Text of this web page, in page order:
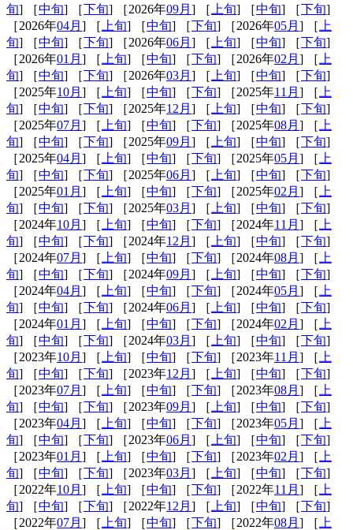
旬] ［中旬] ［下旬] ［2026年09月 ] ［ 上旬] ［中旬] ［下旬]
［2026年04月 ] ［ 上旬] ［中旬] ［下旬] ［2026年05月 ] ［ 上
旬] ［中旬] ［下旬] ［2026年06月 ] ［ 上旬] ［中旬] ［下旬]
［2026年01月 ] ［ 上旬] ［中旬] ［下旬] ［2026年02月 ] ［ 上
旬] ［中旬] ［下旬] ［2026年03月 ] ［ 上旬] ［中旬] ［下旬]
［2025年10月 ] ［ 上旬] ［中旬] ［下旬] ［2025年11月 ] ［ 上
旬] ［中旬] ［下旬] ［2025年12月 ] ［ 上旬] ［中旬] ［下旬]
［2025年07月 ] ［ 上旬] ［中旬] ［下旬] ［2025年08月 ] ［ 上
旬] ［中旬] ［下旬] ［2025年09月 ] ［ 上旬] ［中旬] ［下旬]
［2025年04月 ] ［ 上旬] ［中旬] ［下旬] ［2025年05月 ] ［ 上
旬] ［中旬] ［下旬] ［2025年06月 ] ［ 上旬] ［中旬] ［下旬]
［2025年01月 ] ［ 上旬] ［中旬] ［下旬] ［2025年02月 ] ［ 上
旬] ［中旬] ［下旬] ［2025年03月 ] ［ 上旬] ［中旬] ［下旬]
［2024年10月 ] ［ 上旬] ［中旬] ［下旬] ［2024年11月 ] ［ 上
旬] ［中旬] ［下旬] ［2024年12月 ] ［ 上旬] ［中旬] ［下旬]
［2024年07月 ] ［ 上旬] ［中旬] ［下旬] ［2024年08月 ] ［ 上
旬] ［中旬] ［下旬] ［2024年09月 ] ［ 上旬] ［中旬] ［下旬]
［2024年04月 ] ［ 上旬] ［中旬] ［下旬] ［2024年05月 ] ［ 上
旬] ［中旬] ［下旬] ［2024年06月 ] ［ 上旬] ［中旬] ［下旬]
［2024年01月 ] ［ 上旬] ［中旬] ［下旬] ［2024年02月 ] ［ 上
旬] ［中旬] ［下旬] ［2024年03月 ] ［ 上旬] ［中旬] ［下旬]
［2023年10月 ] ［ 上旬] ［中旬] ［下旬] ［2023年11月 ] ［ 上
旬] ［中旬] ［下旬] ［2023年12月 ] ［ 上旬] ［中旬] ［下旬]
［2023年07月 ] ［ 上旬] ［中旬] ［下旬] ［2023年08月 ] ［ 上
旬] ［中旬] ［下旬] ［2023年09月 ] ［ 上旬] ［中旬] ［下旬]
［2023年04月 ] ［ 上旬] ［中旬] ［下旬] ［2023年05月 ] ［ 上
旬] ［中旬] ［下旬] ［2023年06月 ] ［ 上旬] ［中旬] ［下旬]
［2023年01月 ] ［ 上旬] ［中旬] ［下旬] ［2023年02月 ] ［ 上
旬] ［中旬] ［下旬] ［2023年03月 ] ［ 上旬] ［中旬] ［下旬]
［2022年10月 ] ［ 上旬] ［中旬] ［下旬] ［2022年11月 ] ［ 上
旬] ［中旬] ［下旬] ［2022年12月 ] ［ 上旬] ［中旬] ［下旬]
［2022年07月 ] ［ 上旬] ［中旬] ［下旬] ［2022年08月 ] ［ 上